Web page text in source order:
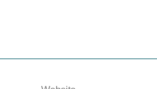
Website